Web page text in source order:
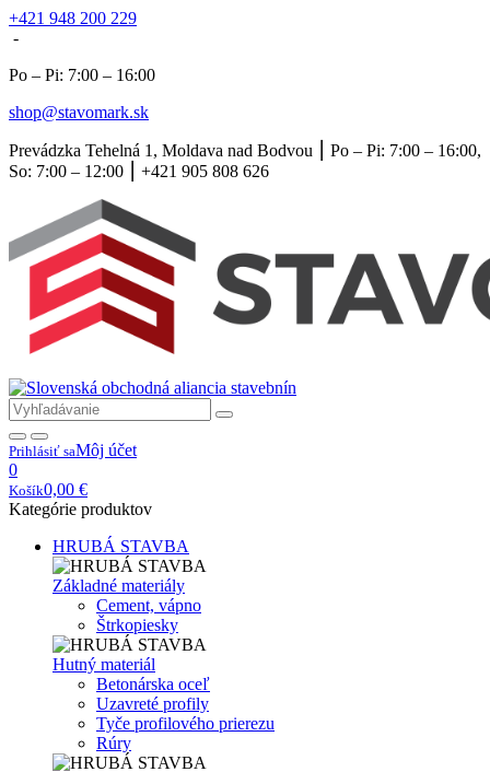
+421 948 200 229
-
Po – Pi: 7:00 – 16:00
shop@stavomark.sk
Prevádzka Tehelná 1, Moldava nad Bodvou ⎮ Po – Pi: 7:00 – 16:00,
So: 7:00 – 12:00 ⎮ +421 905 808 626
Prihlásiť saMôj účet
0
Košík0,00 €
Kategórie produktov
HRUBÁ STAVBA
Základné materiály
Cement, vápno
Štrkopiesky
Hutný materiál
Betonárska oceľ
Uzavreté profily
Tyče profilového prierezu
Rúry